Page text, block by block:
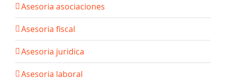
Asesoria asociaciones
Asesoria fiscal
Asesoria juridica
Asesoria laboral